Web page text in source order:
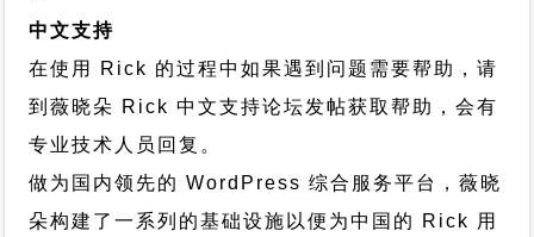
中文支持
在使用 Rick 的过程中如果遇到问题需要帮助，请
到薇晓朵 Rick 中文支持论坛发帖获取帮助，会有
专业技术人员回复。
做为国内领先的 WordPress 综合服务平台，薇晓
朵构建了一系列的基础设施以便为中国的 Rick 用